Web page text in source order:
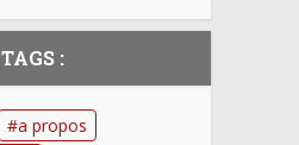
TAGS :
a propos